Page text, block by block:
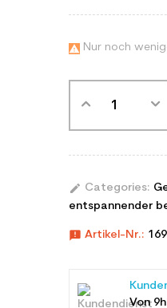
 Nur noch
edit Categories:
entspannender
announcement Artikel-Nr.:
Von